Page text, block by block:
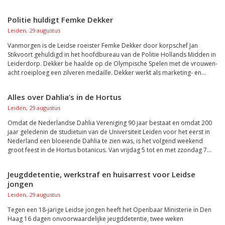
Politie huldigt Femke Dekker
Leiden, 29 augustus
Vanmorgen is de Leidse roeister Femke Dekker door korpschef Jan
Stikvoort gehuldigd in het hoofdbureau van de Politie Hollands Midden in
Leiderdorp. Dekker be haalde op de Olympische Spelen met de vrouwen-
acht roeiploeg een zilveren medaille. Dekker werkt als marketing- en...
Alles over Dahlia’s in de Hortus
Leiden, 29 augustus
Omdat de Nederlandse Dahlia Vereniging 90 jaar bestaat en omdat 200
jaar geledenin de studietuin van de Universiteit Leiden voor het eerst in
Nederland een bloeiende Dahlia te zien was, is het volgend weekend
groot feest in de Hortus botanicus. Van vrijdag 5 tot en met zzondag 7...
Jeugddetentie, werkstraf en huisarrest voor Leidse
jongen
Leiden, 29 augustus
Tegen een 18-jarige Leidse jongen heeft het Openbaar Ministerie in Den
Haag 16 dagen onvoorwaardelijke jeugddetentie, twee weken